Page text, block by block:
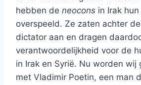
hebben de neocons in Irak
overspeeld. Ze zaten achter
dictator aan en dragen
verantwoordelijkheid voor de
in Irak en Syrië. Nu worden wij
met Vladimir Poetin, een man